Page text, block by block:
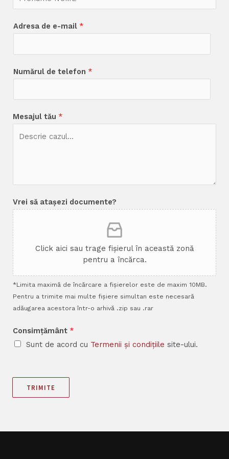
Adresa de e-mail *
Numărul de telefon *
Mesajul tău *
Vrei să atașezi documente?
Click aici sau trage fișierul în această zonă
pentru a încărca.
*Limita maximă de încărcare a fișierelor este de maxim 10MB.
Pentru a trimite mai multe fișiere simultan este necesară
adăugarea acestora într-o arhivă .zip sau .rar
Consimțământ *
Sunt de acord cu Termenii și condițiile site-ului.
TRIMITE